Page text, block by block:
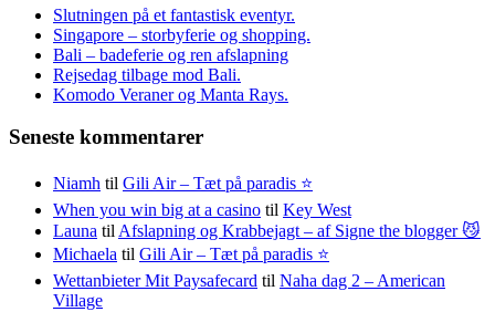
Slutningen på et fantastisk eventyr.
Singapore – storbyferie og shopping.
Bali – badeferie og ren afslapning
Rejsedag tilbage mod Bali.
Komodo Veraner og Manta Rays.
Seneste kommentarer
Niamh til Gili Air – Tæt på paradis ⭐️
When you win big at a casino til Key West
Launa til Afslapning og Krabbejagt – af Signe the blogger 😼
Michaela til Gili Air – Tæt på paradis ⭐️
Wettanbieter Mit Paysafecard til Naha dag 2 – American
Village